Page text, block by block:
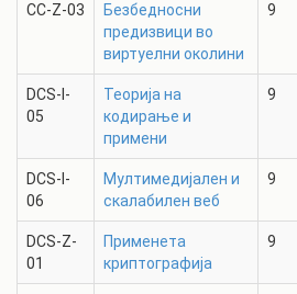
CC-Z-03
Безбедносни
предизвици во
виртуелни околини
9
DCS-I-
05
Теорија на
кодирање и
примени
9
DCS-I-
06
Мултимедијален и
скалабилен веб
9
DCS-Z-
01
Применета
криптографија
9